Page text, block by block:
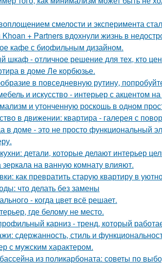
смелости и эксперимента
Khoan + Partners вдохнули жизнь в
кафе с биофильным дизайном.
шкаф - отличное решение для тех, кто
в доме Ле корбюзье.
в повседневную рутину,
и искусство - интерьер с акцентом
и утонченную роскошь в одном
в движении: квартира - галерея с
в доме - это не просто функциональный
детали, которые делают интерьер
на ванную комнату влияют.
как превратить старую квартиру в
что делать без замены
- когда цвет всё решает.
где белому не место.
карниз - тренд, который
сдержанность, стиль и
с мужским характером.
из поликарбоната: советы по